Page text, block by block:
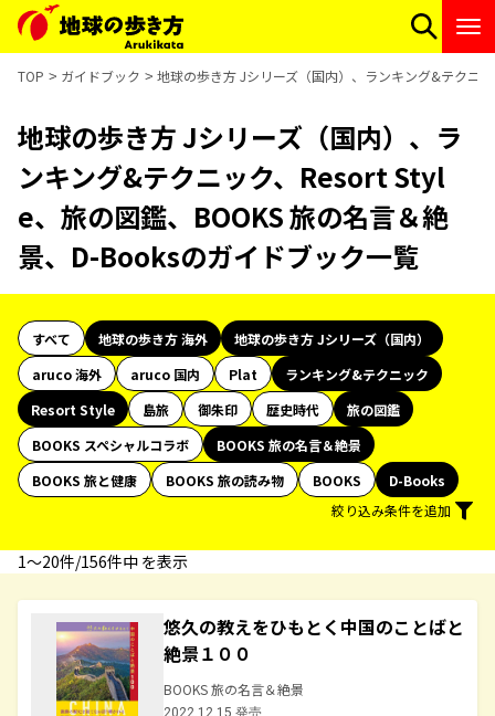
TOP ガイドブック 地球の歩き方 Jシリーズ（国内）、ランキング&テクニ
地球の歩き方 Jシリーズ（国内）、ラ
ンキング&テクニック、Resort Styl
e、旅の図鑑、BOOKS 旅の名言＆絶
景、D-Booksのガイドブック一覧
すべて 地球の歩き方 海外
地球の歩き方 Jシリーズ（国内）
aruco 海外
aruco 国内 Plat
ランキング&テクニック
Resort Style
島旅 御朱印 歴史時代
旅の図鑑
BOOKS スペシャルコラボ
BOOKS 旅の名言＆絶景
BOOKS 旅と健康
BOOKS 旅の読み物 BOOKS
D-Books
絞り込み条件を追加
1〜20件/156件中 を表示
悠久の教えをひもとく中国のことばと
絶景１００
BOOKS 旅の名言＆絶景
2022.12.15 発売